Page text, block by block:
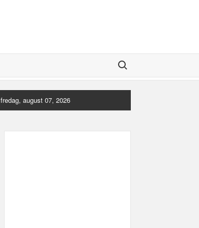
Search for:
fredag, august 07, 2026